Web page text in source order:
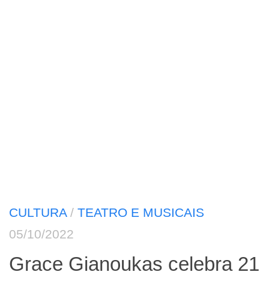
CULTURA/ TEATRO E MUSICAIS
05/10/2022
Grace Gianoukas celebra 21